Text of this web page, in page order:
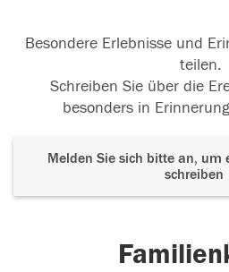
Besondere Erlebnisse und
teilen.
Schreiben Sie über die
besonders in
Melden Sie sich bitte an, um
schreiben